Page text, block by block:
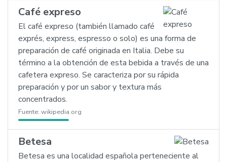
Café expreso
El café expreso (también llamado café
exprés, express, espresso o solo) es una forma de
preparación de café originada en Italia. Debe su
término a la obtención de esta bebida a través de una
cafetera expreso. Se caracteriza por su rápida
preparación y por un sabor y textura más
concentrados.
Fuente: wikipedia.org
Betesa
Betesa es una localidad española perteneciente al